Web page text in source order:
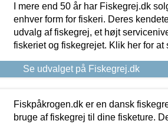
I mere end 50 år har Fiskegrej.dk
enhver form for fiskeri. Deres
udvalg af fiskegrej, et højt
fiskeriet og fiskegrejet. Klik her for at
Se udvalget på Fiskegrej.dk
Fiskpåkrogen.dk er en dansk
bruge af fiskegrej til dine fisketure.